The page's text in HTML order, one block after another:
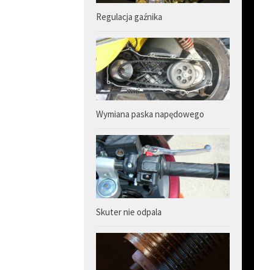
Regulacja gaźnika
Wymiana paska napędowego
Skuter nie odpala